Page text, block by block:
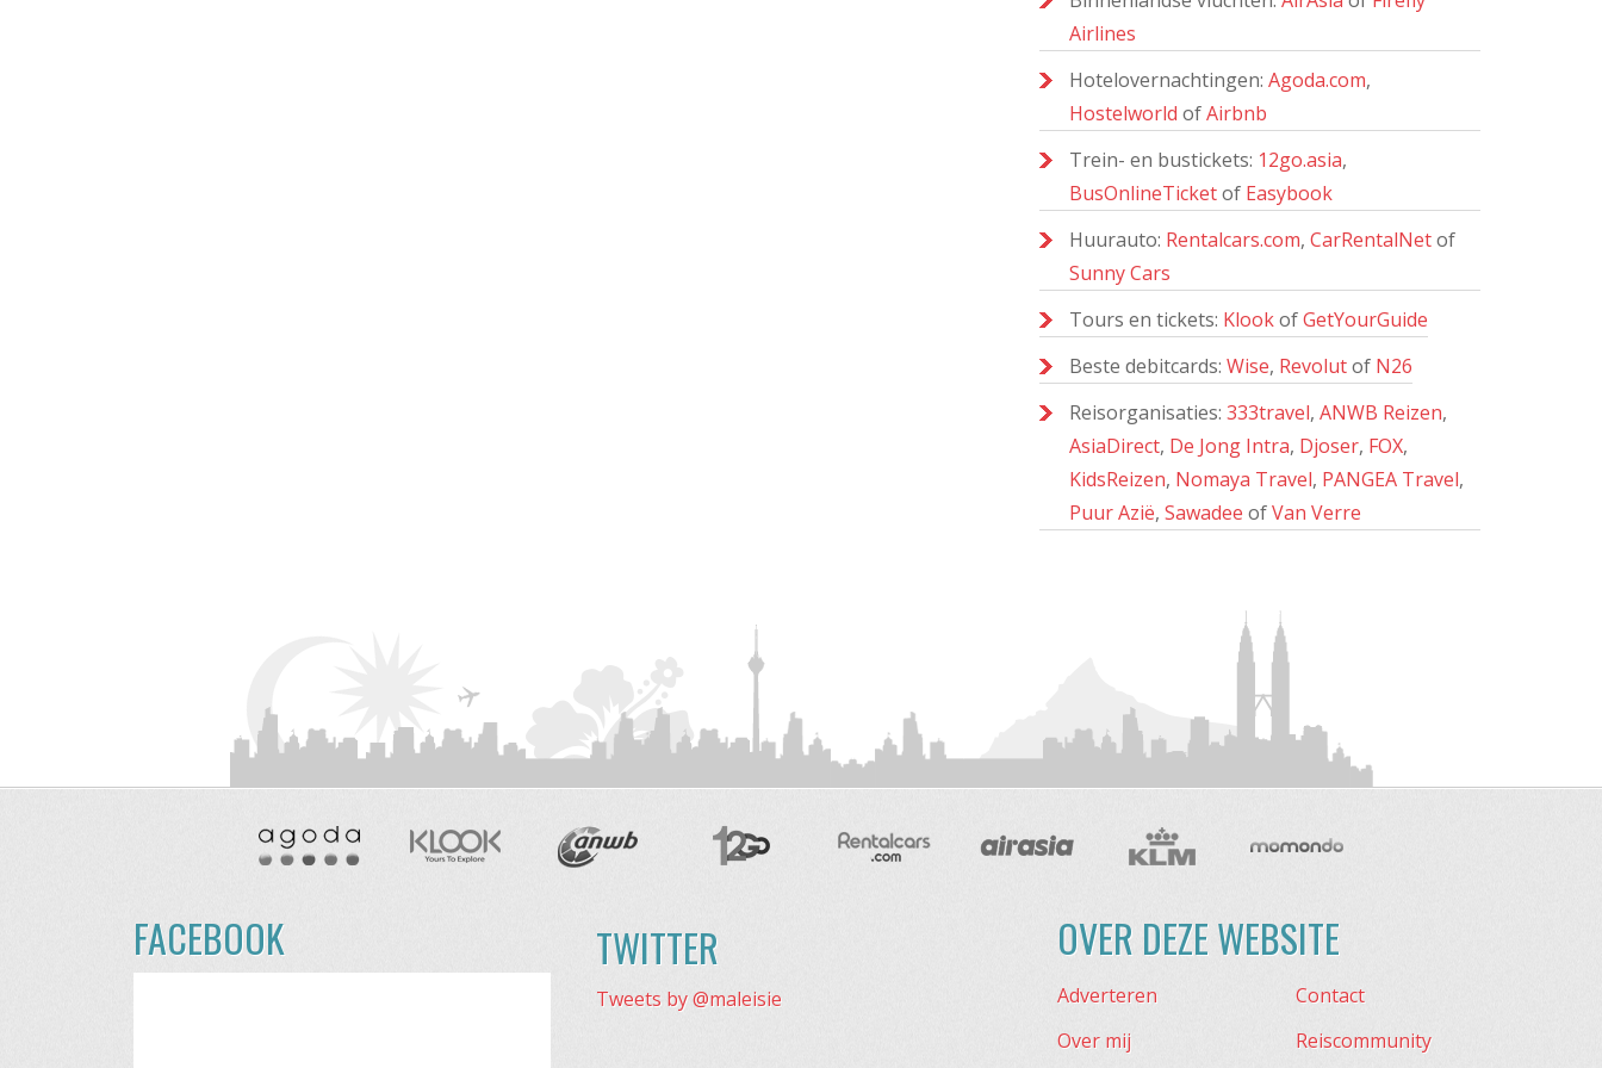
Airlines
Hotelovernachtingen: Agoda.com,
Hostelworld ofAirbnb
Trein- en bustickets: 12go.asia,
BusOnlineTicketof Easybook
Huurauto: Rentalcars.com, CarRentalNetof
Sunny Cars
Tours en tickets: KlookofGetYourGuide
Beste debitcards: Wise, Revolutof N26
Reisorganisaties: 333travel, ANWB Reizen,
AsiaDirect, De Jong Intra, Djoser, FOX,
KidsReizen, Nomaya Travel, PANGEA Travel,
Puur Azië, Sawadee ofVan Verre
FACEBOOK TWITTER
Tweets by @maleisie
OVER DEZE WEBSITE
Adverteren
Contact
Over mij
Reiscommunity